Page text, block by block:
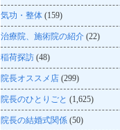
気功・整体 (159)
治療院、施術院の紹介 (22)
稲荷探訪 (48)
院長オススメ店 (299)
院長のひとりごと (1,625)
院長の結婚式関係 (50)